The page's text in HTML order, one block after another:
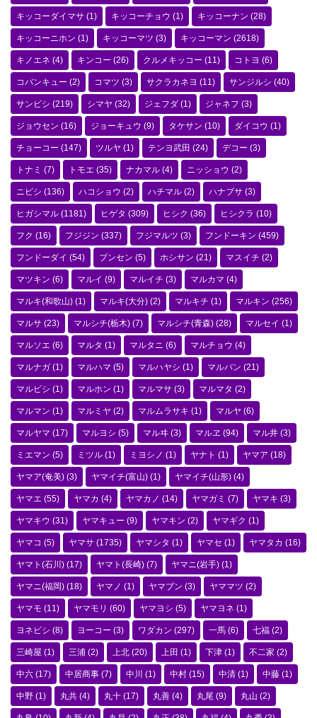
キッコーダイマサ (1) キッコーチョウ (1) キッコーナン (28)
キッコーニホン (1) キッコーマツ (3) キッコーマン (2618)
キノエネ (4) キンコー (26) クルメキッコー (11) コトヨ (6)
コバンキュー (2) コマツ (3) サクラカネヨ (11) サンジルシ (40)
サンビシ (219) シマヤ (32) ジェフダ (1) ジャネフ (3)
ジョウセン (16) ジョーキュウ (9) タケサン (10) ダイコウ (1)
チョーコー (147) ツルヤ (1) テンヨ武田 (24) デコー (3)
トナミ (7) トモエ (35) ナカマル (4) ニッショウ (2)
ニビシ (136) ハコショウ (2) ハチマル (2) ハナブサ (3)
ヒガシマル (1181) ヒゲタ (309) ヒシク (36) ヒシクラ (10)
フク (16) フジジン (337) フジマルツ (3) フンドーキン (459)
フンドーダイ (54) ブンセン (5) ホシサン (21) マスイチ (2)
マツキン (6) マルイ (9) マルイチ (3) マルカマ (4)
マルキ(和歌山) (1) マルキ(大分) (2) マルキチ (1) マルキン (256)
マルサ (23) マルシチ(栃木) (7) マルシチ(青森) (28) マルセイ (1)
マルソエ (6) マルタ (1) マルタニ (6) マルチョウ (4)
マルナガ (1) マルハマ (5) マルハヤシ (1) マルバン (21)
マルビシ (1) マルホン (1) マルマサ (3) マルマタ (2)
マルマン (1) マルミヤ (2) マルムラサキ (1) マルヤ (6)
マルヤマ (17) マルヨシ (5) マルヰ (3) マルヱ (94) マル井 (3)
ミエマン (5) ミツル (1) ミヨシノ (1) ヤナト (1) ヤマア (18)
ヤマア(奄美) (3) ヤマイチ(富山) (1) ヤマイチ(山形) (4)
ヤマエ (55) ヤマカ (4) ヤマカノ (14) ヤマガミ (7) ヤマキ (3)
ヤマキウ (31) ヤマキュー (9) ヤマキン (2) ヤマギク (1)
ヤマコ (5) ヤマサ (1735) ヤマシタ (1) ヤマセ (1) ヤマタカ (16)
ヤマト(石川) (17) ヤマト(長崎) (7) ヤマニ(岩手) (1)
ヤマニ(福岡) (18) ヤマノ (1) ヤマブン (3) ヤママツ (2)
ヤマモ (11) ヤマモリ (60) ヤマヨシ (5) ヤマヨネ (1)
ヨネビシ (8) ヨーコー (3) ワダカン (297) 一馬 (6) 七福 (2)
三崎屋 (1) 三浦 (2) 上北 (20) 上田 (1) 下津 (1) 不二家 (2)
中六 (17) 中居商事 (7) 中川 (1) 中村 (15) 中清 (1) 中藤 (1)
中野 (1) 丸共 (4) 丸十 (17) 丸善 (4) 丸尾 (9) 丸山 (2)